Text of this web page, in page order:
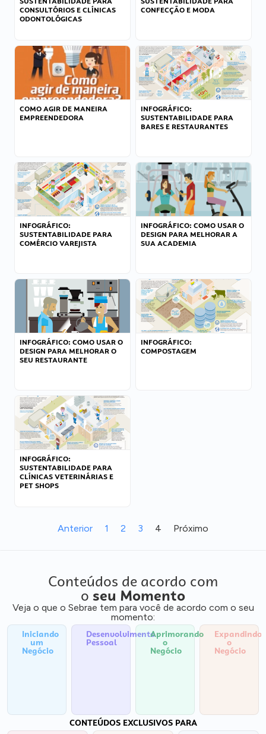
CONSULTÓRIOS E CLÍNICAS
ODONTOLÓGICAS
CONFECÇÃO E MODA
COMO AGIR DE MANEIRA
EMPREENDEDORA
INFOGRÁFICO:
SUSTENTABILIDADE PARA
BARES E RESTAURANTES
INFOGRÁFICO:
SUSTENTABILIDADE PARA
COMÉRCIO VAREJISTA
INFOGRÁFICO: COMO USAR O
DESIGN PARA MELHORAR A
SUA ACADEMIA
INFOGRÁFICO: COMO USAR O
DESIGN PARA MELHORAR O
SEU RESTAURANTE
INFOGRÁFICO:
COMPOSTAGEM
INFOGRÁFICO:
SUSTENTABILIDADE PARA
CLÍNICAS VETERINÁRIAS E
PET SHOPS
Anterior 1 2 3 4 Próximo
Conteúdos de acordo com
o seu Momento
Veja o que o Sebrae tem para você de acordo com o seu
momento:
Iniciando
um
Negócio
Desenvolvimento
Pessoal
Aprimorando
o
Negócio
Expandindo
o
Negócio
CONTEÚDOS EXCLUSIVOS PARA